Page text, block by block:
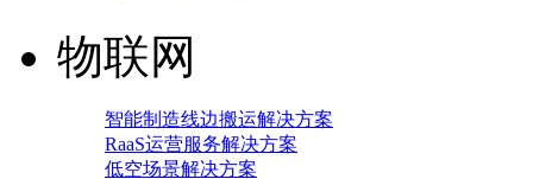
物联网
智能制造线边搬运解决方案
RaaS运营服务解决方案
低空场景解决方案